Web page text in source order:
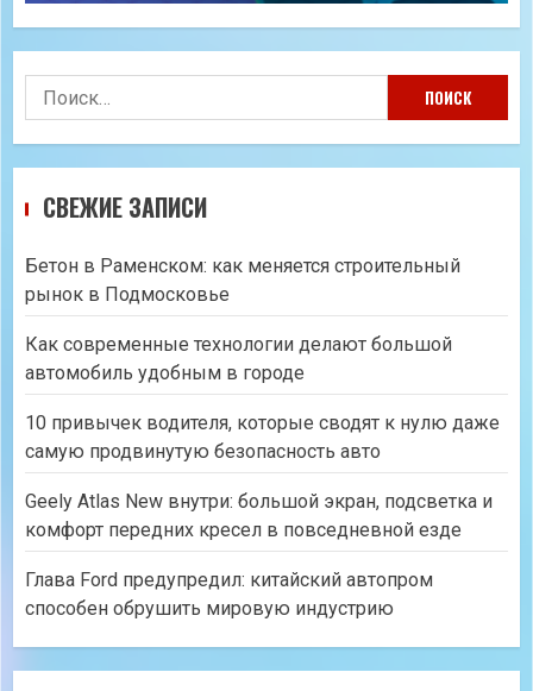
Найти:
СВЕЖИЕ ЗАПИСИ
Бетон в Раменском: как меняется строительный
рынок в Подмосковье
Как современные технологии делают большой
автомобиль удобным в городе
10 привычек водителя, которые сводят к нулю даже
самую продвинутую безопасность авто
Geely Atlas New внутри: большой экран, подсветка и
комфорт передних кресел в повседневной езде
Глава Ford предупредил: китайский автопром
способен обрушить мировую индустрию